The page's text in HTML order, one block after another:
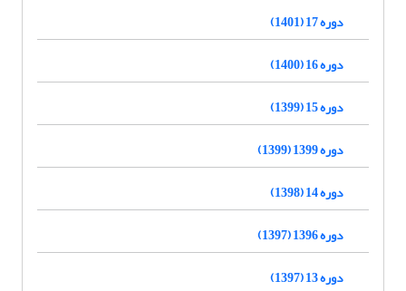
دوره 17 (1401)
دوره 16 (1400)
دوره 15 (1399)
دوره 1399 (1399)
دوره 14 (1398)
دوره 1396 (1397)
دوره 13 (1397)